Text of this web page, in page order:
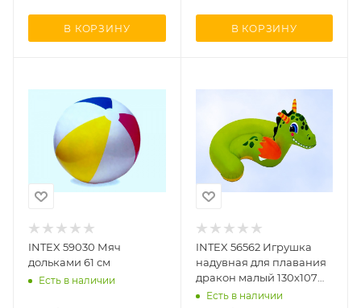
В КОРЗИНУ В КОРЗИНУ
INTEX 59030 Мяч
дольками 61 см
Есть в наличии
INTEX 56562 Игрушка
надувная для плавания
дракон малый 130х107
смЕсть в наличии